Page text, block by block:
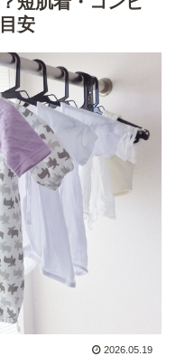
安
2026.05.19